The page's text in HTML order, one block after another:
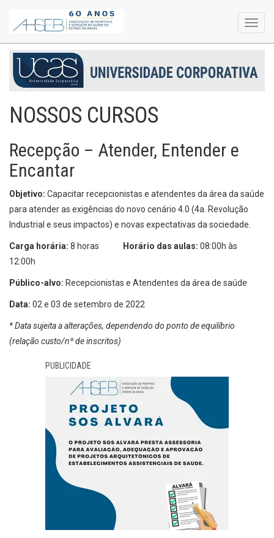
NOSSOS CURSOS
Recepção – Atender, Entender e
Encantar
Objetivo: Capacitar recepcionistas e atendentes da área da saúde
para atender as exigências do novo cenário 4.0 (4a. Revolução
Industrial e seus impactos) e novas expectativas da sociedade.
Carga horária: 8 horas Horário das aulas: 08:00h às
12:00h
Público-alvo: Recepcionistas e Atendentes da área de saúde
Data: 02 e 03 de setembro de 2022
* Data sujeita a alterações, dependendo do ponto de equilíbrio
(relação custo/nº de inscritos)
PUBLICIDADE